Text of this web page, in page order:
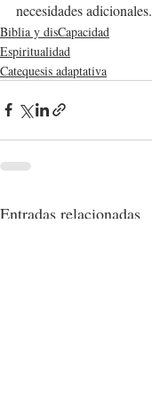
necesidades adicionales.
Biblia y disCapacidad
Espiritualidad
Catequesis adaptativa
Entradas relacionadas